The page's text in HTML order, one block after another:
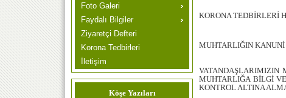
Foto Galeri
Faydalı Bilgiler
Ziyaretçi Defteri
Korona Tedbirleri
İletişim
Köşe Yazıları
KORONA TEDBİRLERİ
MUHTARLIĞIN
VATANDAŞLARIMIZIN
MUHTARLIĞA BİLGİ
KONTROL ALTINA